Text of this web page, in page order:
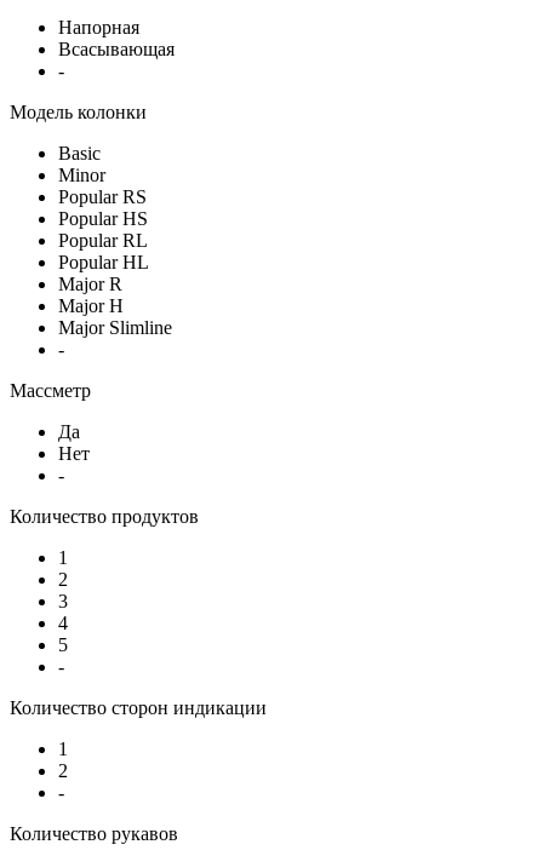
Напорная
Всасывающая
-
Модель колонки
Basic
Minor
Popular RS
Popular HS
Popular RL
Popular HL
Major R
Major H
Major Slimline
-
Массметр
Да
Нет
-
Количество продуктов
1
2
3
4
5
-
Количество сторон индикации
1
2
-
Количество рукавов